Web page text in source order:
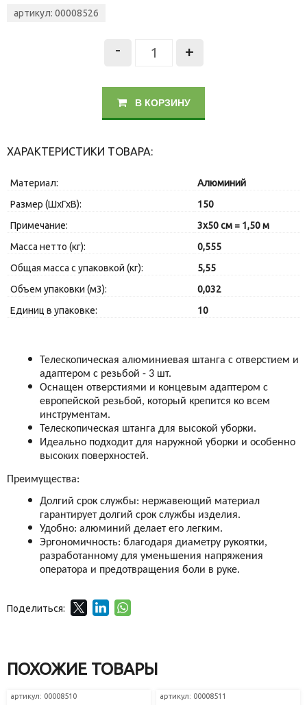
артикул: 00008526
- +
В КОРЗИНУ
ХАРАКТЕРИСТИКИ ТОВАРА:
Материал:
Алюминий
Размер (ШхГхВ):
150
Примечание:
3х50 см = 1,50 м
Масса нетто (кг):
0,555
Общая масса с упаковкой (кг):
5,55
Объем упаковки (м3):
0,032
Единиц в упаковке:
10
Телескопическая алюминиевая штанга с отверстием и
адаптером с резьбой - 3 шт.
Оснащен отверстиями и концевым адаптером с
европейской резьбой, который крепится ко всем
инструментам.
Телескопическая штанга для высокой уборки.
Идеально подходит для наружной уборки и особенно
высоких поверхностей.
Преимущества:
Долгий срок службы: нержавеющий материал
гарантирует долгий срок службы изделия.
Удобно: алюминий делает его легким.
Эргономичность: благодаря диаметру рукоятки,
разработанному для уменьшения напряжения
оператора и предотвращения боли в руке.
Поделиться:
ПОХОЖИЕ ТОВАРЫ
артикул: 00008510 артикул: 00008511